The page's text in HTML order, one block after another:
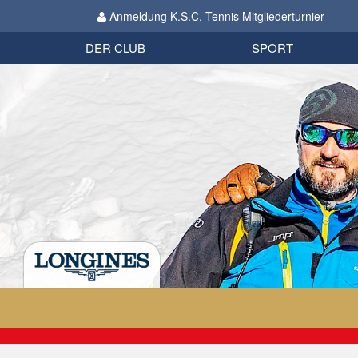
Anmeldung K.S.C. Tennis Mitgliederturnier
DER CLUB
Organisation
SPORT
Biathlon
Datenschutzverordnung 2018
Impressum